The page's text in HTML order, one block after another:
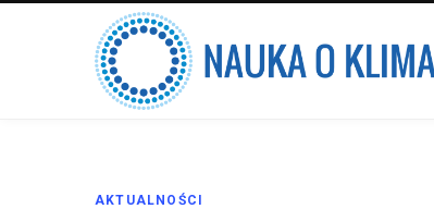
AKTUALNOŚCI